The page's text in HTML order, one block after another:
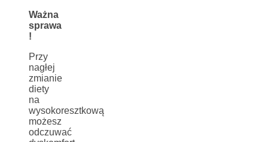
Ważna
sprawa
!
Przy
nagłej
zmianie
diety
na
wysokoresztkową
możesz
odczuwać